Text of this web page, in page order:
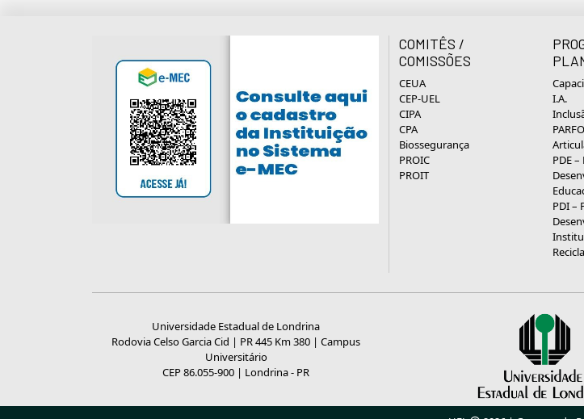
COMITÊS /
COMISSÕES
CEUA
CEP-UEL
CIPA
CPA
Biossegurança
PROIC
PROIT
I.A.
PDE
PDI –
Universidade Estadual de Londrina
Rodovia Celso Garcia Cid | PR 445 Km 380 | Campus
Universitário
CEP 86.055-900 | Londrina - PR